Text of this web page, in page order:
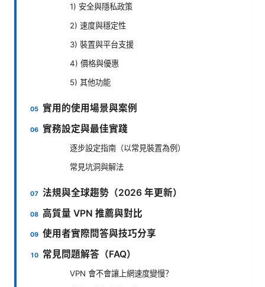
1) 安全與隱私政策
2) 速度與穩定性
3) 裝置與平台支援
4) 價格與優惠
5) 其他功能
實用的使用場景與案例
實務設定與最佳實踐
逐步設定指南（以常見裝置為例）
常見坑洞與解法
法規與全球趨勢（2026 年更新）
高質量 VPN 推薦與對比
使用者實際問答與技巧分享
常見問題解答（FAQ）
VPN 會不會讓上網速度變慢？